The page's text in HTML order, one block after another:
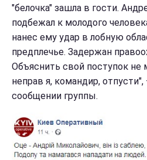
"белочка" зашла в гости.
подбежал к молодого
нанес ему удар в лобную
предплечье. Задержан
Объяснить свой поступок не
неправ я, командир,
сообщении группы.